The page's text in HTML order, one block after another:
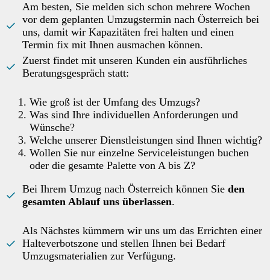
Am besten, Sie melden sich schon mehrere Wochen
vor dem geplanten Umzugstermin nach Österreich bei
uns, damit wir Kapazitäten frei halten und einen
Termin fix mit Ihnen ausmachen können.
Zuerst findet mit unseren Kunden ein ausführliches
Beratungsgespräch statt:
Wie groß ist der Umfang des Umzugs?
Was sind Ihre individuellen Anforderungen und
Wünsche?
Welche unserer Dienstleistungen sind Ihnen wichtig?
Wollen Sie nur einzelne Serviceleistungen buchen
oder die gesamte Palette von A bis Z?
Bei Ihrem Umzug nach Österreich können Sie den
gesamten Ablauf uns überlassen.
Als Nächstes kümmern wir uns um das Errichten einer
Halteverbotszone und stellen Ihnen bei Bedarf
Umzugsmaterialien zur Verfügung.